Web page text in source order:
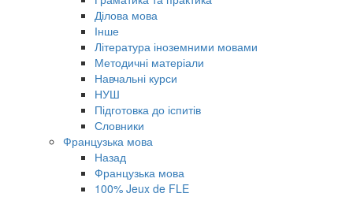
Ділова мова
Інше
Література іноземними мовами
Методичні матеріали
Навчальні курси
НУШ
Підготовка до іспитів
Словники
Французька мова
Назад
Французька мова
100% Jeux de FLE